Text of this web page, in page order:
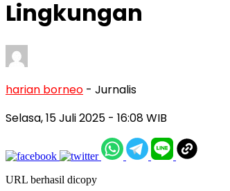
Lingkungan
harian borneo - Jurnalis
Selasa, 15 Juli 2025 - 16:08 WIB
URL berhasil dicopy